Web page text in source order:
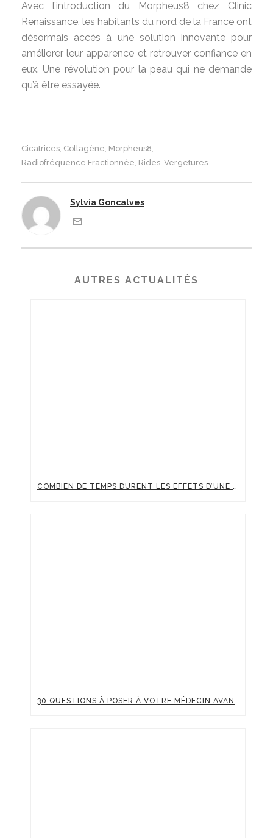
Avec l’introduction du Morpheus8 chez Clinic
Renaissance, les habitants du nord de la France ont
désormais accès à une solution innovante pour
améliorer leur apparence et retrouver confiance en
eux. Une révolution pour la peau qui ne demande
qu’à être essayée.
Cicatrices Collagène Morpheus8
Radiofréquence Fractionnée Rides Vergetures
Sylvia Goncalves
AUTRES ACTUALITÉS
COMBIEN DE TEMPS DURENT LES EFFETS D’UNE INJECTION D’ACIDE HYALURONIQUE ?
30 QUESTIONS À POSER À VOTRE MÉDECIN AVANT UNE INJECTION D’ACIDE HYALURONIQUE